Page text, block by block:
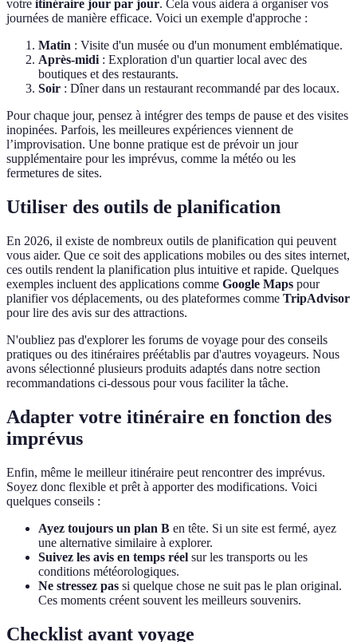
votre itinéraire jour par jour. Cela vous aidera à organiser vos
journées de manière efficace. Voici un exemple d'approche :
Matin : Visite d'un musée ou d'un monument emblématique.
Après-midi: Exploration d'un quartier local avec des
boutiques et des restaurants.
Soir : Dîner dans un restaurant recommandé par des locaux.
Pour chaque jour, pensez à intégrer des temps de pause et des visites
inopinées. Parfois, les meilleures expériences viennent de
l’improvisation. Une bonne pratique est de prévoir un jour
supplémentaire pour les imprévus, comme la météo ou les
fermetures de sites.
Utiliser des outils de planification
En 2026, il existe de nombreux outils de planification qui peuvent
vous aider. Que ce soit des applications mobiles ou des sites internet,
ces outils rendent la planification plus intuitive et rapide. Quelques
exemples incluent des applications comme Google Maps pour
planifier vos déplacements, ou des plateformes comme TripAdvisor
pour lire des avis sur des attractions.
N'oubliez pas d'explorer les forums de voyage pour des conseils
pratiques ou des itinéraires préétablis par d'autres voyageurs. Nous
avons sélectionné plusieurs produits adaptés dans notre section
recommandations ci-dessous pour vous faciliter la tâche.
Adapter votre itinéraire en fonction des
imprévus
Enfin, même le meilleur itinéraire peut rencontrer des imprévus.
Soyez donc flexible et prêt à apporter des modifications. Voici
quelques conseils :
Ayez toujours un plan B en tête. Si un site est fermé, ayez
une alternative similaire à explorer.
Suivez les avis en temps réel sur les transports ou les
conditions météorologiques.
Ne stressez pas si quelque chose ne suit pas le plan original.
Ces moments créent souvent les meilleurs souvenirs.
Checklist avant voyage